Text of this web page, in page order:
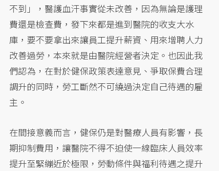
不到」，醫護血汗事實從未改善，因為無論是護理
費還是檢查費，發下來都是進到醫院的收支大水
庫，要不要拿出來讓員工提升薪資、用來增聘人力
改善過勞，本來就是由醫院經營者決定。也因此我
們認為，在對於健保政策表達意見、爭取保費合理
調升的同時，勞工斷然不可繞過決定自己待遇的雇
主。
在間接意義而言，健保仍是對醫療人員有影響，長
期抑制費用，讓醫院不得不迫使一線臨床人員效率
提升至緊繃近於極限，勞動條件與福利待遇之提升